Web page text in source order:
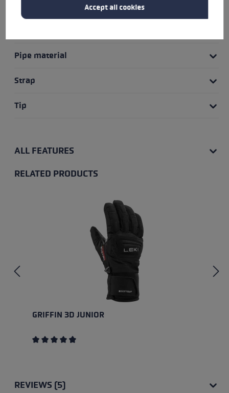
Pipe material
Strap
Tip
ALL FEATURES
RELATED PRODUCTS
GRIFFIN 3D JUNIOR
REVIEWS (5)
Accept all cookies